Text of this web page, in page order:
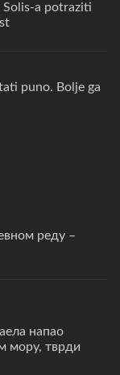
Solis-a potraziti
puno. Bolje ga
реду –
напао
мору, тврди